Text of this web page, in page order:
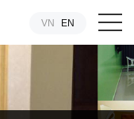
VN EN